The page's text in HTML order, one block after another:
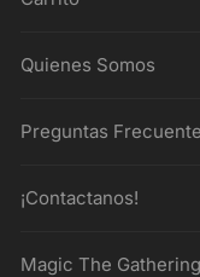
Quienes Somos
Preguntas
¡Contactanos!
Magic The Gathering